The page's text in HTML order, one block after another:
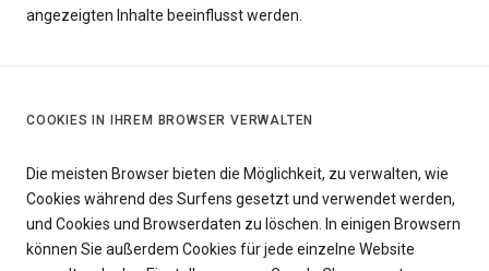
angezeigten Inhalte beeinflusst werden.
COOKIES IN IHREM BROWSER VERWALTEN
Die meisten Browser bieten die Möglichkeit, zu verwalten, wie
Cookies während des Surfens gesetzt und verwendet werden,
und Cookies und Browserdaten zu löschen. In einigen Browsern
können Sie außerdem Cookies für jede einzelne Website